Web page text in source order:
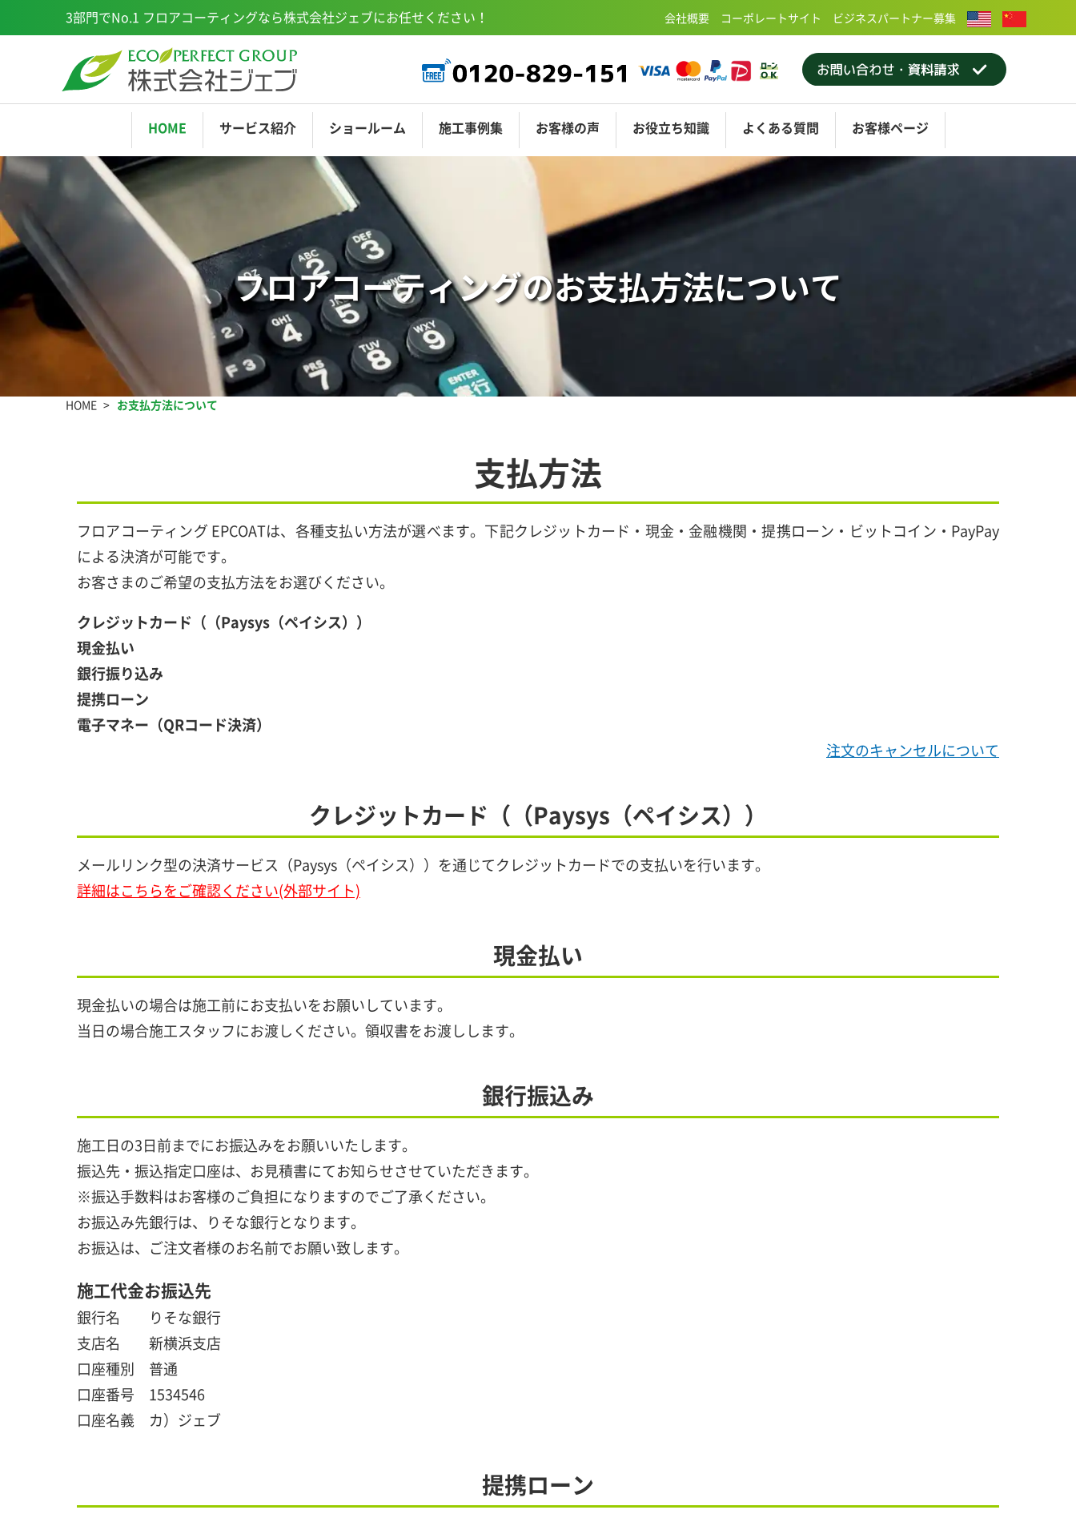
3部門でNo.1 フロアコーティングなら株式会社ジェブにお任せください！ 会社概要 コーポレートサイト ビジネスパートナー募集
HOME サービス紹介
EPCOAT EPCOAT-M サンディングコート オプションコーティング アフターメンテナンス
ショールーム
ショールーム横浜 ミニSR東京渋谷 ショールーム埼玉 ショールーム名古屋 ショールーム大阪
ショールーム福岡
施工事例集 お客様の声 お役立ち知識 よくある質問 お客様ページ
フロアコーティングのお支払方法について
HOME お支払方法について
支払方法
フロアコーティング EPCOATは、各種支払い方法が選べます。下記クレジットカード・現金・金融機関・提携ローン・ビットコイン・PayPay
による決済が可能です。
お客さまのご希望の支払方法をお選びください。
クレジットカード（（Paysys（ペイシス））
現金払い
銀行振り込み
提携ローン
電子マネー（QRコード決済）
注文のキャンセルについて
クレジットカード（（Paysys（ペイシス））
メールリンク型の決済サービス（Paysys（ペイシス））を通じてクレジットカードでの支払いを行います。
詳細はこちらをご確認ください(外部サイト)
現金払い
現金払いの場合は施工前にお支払いをお願いしています。
当日の場合施工スタッフにお渡しください。領収書をお渡しします。
銀行振込み
施工日の3日前までにお振込みをお願いいたします。
振込先・振込指定口座は、お見積書にてお知らせさせていただきます。
※振込手数料はお客様のご負担になりますのでご了承ください。
お振込み先銀行は、りそな銀行となります。
お振込は、ご注文者様のお名前でお願い致します。
施工代金お振込先
銀行名 りそな銀行
支店名 新横浜支店
口座種別 普通
口座番号 1534546
口座名義 カ）ジェブ
提携ローン